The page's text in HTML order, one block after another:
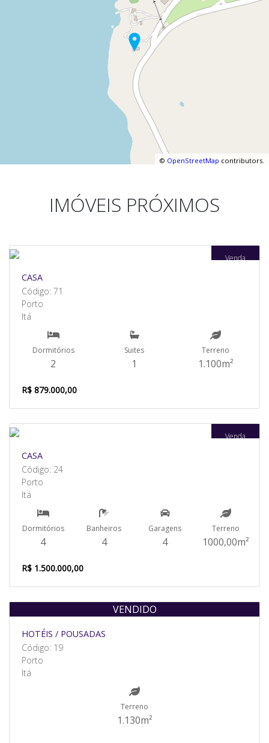
© OpenStreetMap contributors.
IMÓVEIS PRÓXIMOS
Venda
CASA
Código: 71
Porto
Itá
Dormitórios
2
Suites
1
Terreno
1.100m²
R$ 879.000,00
Venda
CASA
Código: 24
Porto
Itá
Dormitórios
4
Banheiros
4
Garagens
4
Terreno
1000,00m²
R$ 1.500.000,00
VENDIDO
HOTÉIS / POUSADAS
Código: 19
Porto
Itá
Terreno
1.130m²